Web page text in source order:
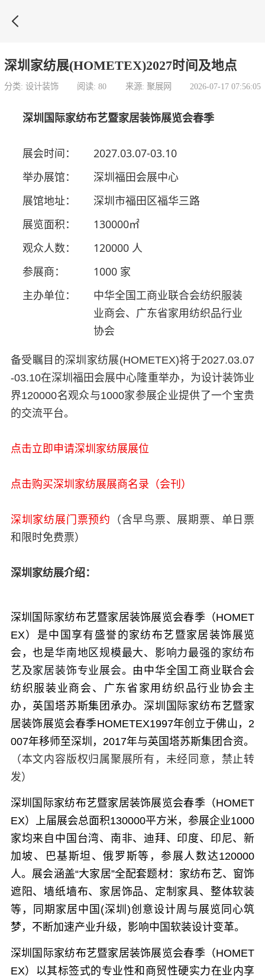

深圳家纺展(HOMETEX)2027时间及地点
分类: 设计装饰 阅读: 80 来源: 聚展网 2026-07-17 07:56:05
深圳国际家纺布艺暨家居装饰展览会春季
展会时间：
2027.03.07-03.10
举办展馆：
深圳福田会展中心
展馆地址：
深圳市福田区福华三路
展览面积：
130000㎡
观众人数：
120000 人
参展商：
1000 家
主办单位：
中华全国工商业联合会纺织服装
业商会、广东省家用纺织品行业
协会
备受瞩目的深圳家纺展(HOMETEX)将于2027.03.07
-03.10在深圳福田会展中心隆重举办，为设计装饰业
界120000名观众与1000家参展企业提供了一个宝贵
的交流平台。
点击立即申请深圳家纺展展位
点击购买深圳家纺展展商名录（会刊）
深圳家纺展门票预约 （含早鸟票、展期票、单日票
和限时免费票）
深圳家纺展介绍：
深圳国际家纺布艺暨家居装饰展览会春季（HOMET
EX）是中国享有盛誉的家纺布艺暨家居装饰展览
会，也是华南地区规模最大、影响力最强的家纺布
艺及家居装饰专业展会。由中华全国工商业联合会
纺织服装业商会、广东省家用纺织品行业协会主
办，英国塔苏斯集团承办。 深圳国际家纺布艺暨家
居装饰展览会春季HOMETEX1997年创立于佛山，2
007年移师至深圳，2017年与英国塔苏斯集团合资。
（本文内容版权归属聚展所有，未经同意，禁止转
发）
深圳国际家纺布艺暨家居装饰展览会春季（HOMET
EX） 上届展会总面积130000平方米，参展企业1000
家均来自中国台湾、南非、迪拜、印度、印尼、新
加坡、巴基斯坦、俄罗斯等，参展人数达120000
人。展会涵盖“大家居”全配套题材：家纺布艺、窗饰
遮阳、墙纸墙布、家居饰品、定制家具、整体软装
等，同期家居中国(深圳)创意设计周与展览同心筑
梦，不断加速产业升级，影响中国软装设计变革。
深圳国际家纺布艺暨家居装饰展览会春季（HOMET
EX）
以其标签式的专业性和商贸性硬实力在业内享